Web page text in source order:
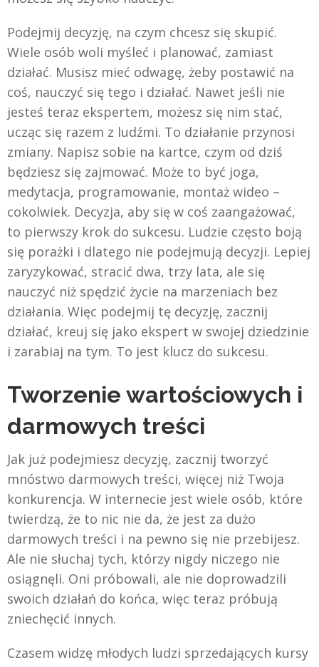
Podejmij decyzję, na czym chcesz się skupić.
Wiele osób woli myśleć i planować, zamiast
działać. Musisz mieć odwagę, żeby postawić na
coś, nauczyć się tego i działać. Nawet jeśli nie
jesteś teraz ekspertem, możesz się nim stać,
ucząc się razem z ludźmi. To działanie przynosi
zmiany. Napisz sobie na kartce, czym od dziś
będziesz się zajmować. Może to być joga,
medytacja, programowanie, montaż wideo –
cokolwiek. Decyzja, aby się w coś zaangażować,
to pierwszy krok do sukcesu. Ludzie często boją
się porażki i dlatego nie podejmują decyzji. Lepiej
zaryzykować, stracić dwa, trzy lata, ale się
nauczyć niż spędzić życie na marzeniach bez
działania. Więc podejmij tę decyzję, zacznij
działać, kreuj się jako ekspert w swojej dziedzinie
i zarabiaj na tym. To jest klucz do sukcesu.
Tworzenie wartościowych i
darmowych treści
Jak już podejmiesz decyzję, zacznij tworzyć
mnóstwo darmowych treści, więcej niż Twoja
konkurencja. W internecie jest wiele osób, które
twierdzą, że to nic nie da, że jest za dużo
darmowych treści i na pewno się nie przebijesz.
Ale nie słuchaj tych, którzy nigdy niczego nie
osiągnęli. Oni próbowali, ale nie doprowadzili
swoich działań do końca, więc teraz próbują
zniechęcić innych.
Czasem widzę młodych ludzi sprzedających kursy